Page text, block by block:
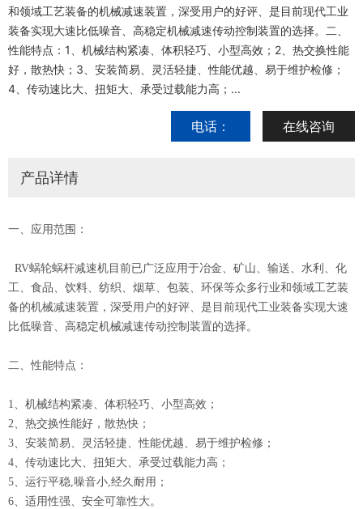
和领域工艺装备的机械减速装置，深受用户的好评、是目前现代工业
装备实现大速比低噪音、高稳定机械减速传动控制装置的选择。二、
性能特点：1、机械结构紧凑、体积轻巧、小型高效；2、热交换性能
好，散热快；3、安装简易、灵活轻捷、性能优越、易于维护检修；
4、传动速比大、扭矩大、承受过载能力高；...
在线咨询
电话：
产品详情
一、应用范围：
RV蜗轮蜗杆减速机目前已广泛应用于冶金、矿山、输送、水利、化
工、食品、饮料、纺织、烟草、包装、环保等众多行业和领域工艺装
备的机械减速装置，深受用户的好评、是目前现代工业装备实现大速
比低噪音、高稳定机械减速传动控制装置的选择。
二、性能特点：
1、机械结构紧凑、体积轻巧、小型高效；
2、热交换性能好，散热快；
3、安装简易、灵活轻捷、性能优越、易于维护检修；
4、传动速比大、扭矩大、承受过载能力高；
5、运行平稳,噪音小,经久耐用；
6、适用性强、安全可靠性大。